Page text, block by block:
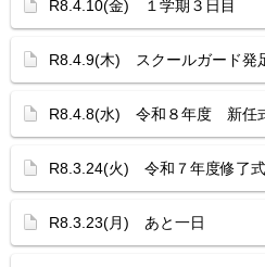
R8.4.10(金) １学期３日目
R8.4.9(木) スクールガード発
R8.4.8(水) 令和８年度 新任
R8.3.24(火) 令和７年度修了式
R8.3.23(月) あと一日